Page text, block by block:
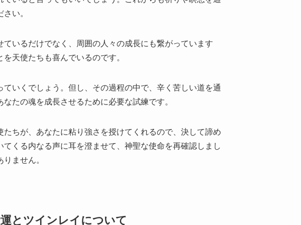
い。
いるだけでなく、周囲の人々の成長にも繋がっています
天使たちも喜んでいるのです。
いくでしょう。但し、その過程の中で、辛く苦しい道を通
たの魂を成長させるために必要な試練です。
ちが、あなたに粘り強さを授けてくれるので、決して諦め
くる内なる声に耳を澄ませて、神聖な使命を再確認しまし
ません。
とツインレイについて